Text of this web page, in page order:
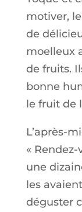
motiver,
de
moelleux
de fruits.
bonne
le fruit de
L’après-
«
une
les
déguster